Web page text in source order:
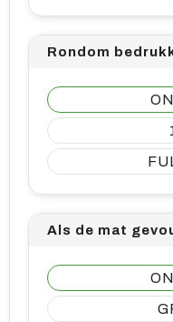
Rondom
Als de mat